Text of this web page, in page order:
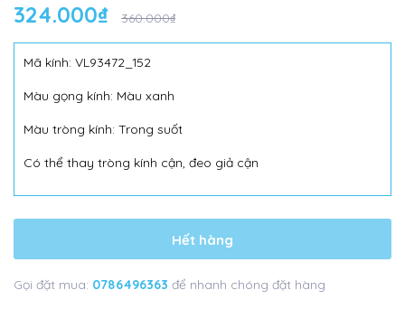
324.000₫ 360.000₫
Mã kính: VL93472_152
Màu gọng kính: Màu xanh
Màu tròng kính: Trong suốt
Có thể thay tròng kính cận, đeo giả cận
Hết hàng
Gọi đặt mua: 0786496363 để nhanh chóng đặt hàng